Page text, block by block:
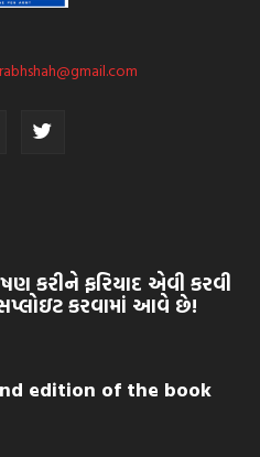
કરીને ફરિયાદ એવી કરવી
કરવામાં આવે છે!
edition of the book